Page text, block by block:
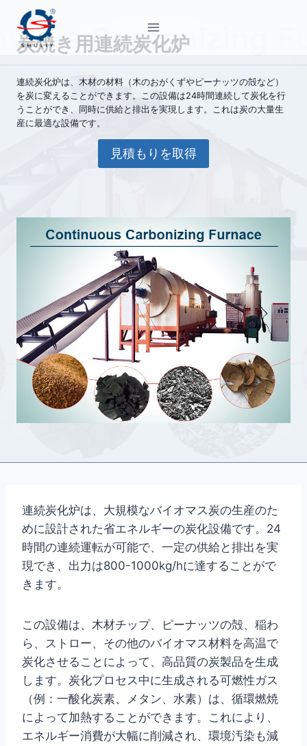
炭焼き用連続炭化炉
連続炭化炉は、木材の材料（木のおがくずやピーナッツの殻など）
を炭に変えることができます。この設備は24時間連続して炭化を行
うことができ、同時に供給と排出を実現します。これは炭の大量生
産に最適な設備です。
見積もりを取得
連続炭化炉は、大規模なバイオマス炭の生産のた
めに設計された省エネルギーの炭化設備です。24
時間の連続運転が可能で、一定の供給と排出を実
現でき、出力は800-1000kg/hに達することがで
きます。
この設備は、木材チップ、ピーナッツの殻、稲わ
ら、ストロー、その他のバイオマス材料を高温で
炭化させることによって、高品質の炭製品を生成
します。炭化プロセス中に生成される可燃性ガス
（例：一酸化炭素、メタン、水素）は、循環燃焼
によって加熱することができます。これにより、
エネルギー消費が大幅に削減され、環境汚染も減